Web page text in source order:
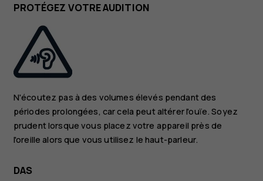
PROTÉGEZ VOTRE AUDITION
N'écoutez pas à des volumes élevés pendant des
périodes prolongées, car cela peut altérer l'ouïe. Soyez
prudent lorsque vous placez votre appareil près de
l'oreille alors que vous utilisez le haut-parleur.
DAS